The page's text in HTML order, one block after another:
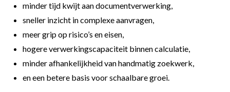
minder tijd kwijt aan documentverwerking,
sneller inzicht in complexe aanvragen,
meer grip op risico’s en eisen,
hogere verwerkingscapaciteit binnen calculatie,
minder afhankelijkheid van handmatig zoekwerk,
en een betere basis voor schaalbare groei.